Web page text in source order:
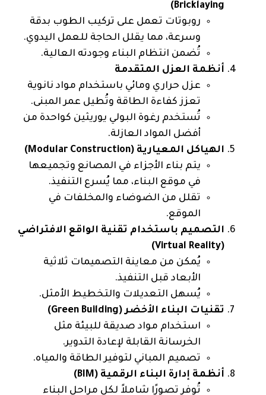
Bricklaying)
روبوتات تعمل على تركيب الطوب بدقة
وسرعة، مما يقلل الحاجة للعمل اليدوي.
تُضمن انتظام البناء وجودته العالية.
أنظمة العزل المتقدمة
عزل حراري ومائي باستخدام مواد نانوية
تعزز كفاءة الطاقة وتُطيل عمر المبنى.
تُستخدم رغوة البولي يوريثين كواحدة من
أفضل المواد العازلة.
الهياكل المعيارية (Modular Construction)
يتم بناء الأجزاء في المصانع وتجميعها
في موقع البناء، مما يُسرع التنفيذ.
تقلل من الضوضاء والمخلفات في
الموقع.
التصميم باستخدام تقنية الواقع الافتراضي
(Virtual Reality)
يُمكن من معاينة التصميمات ثلاثية
الأبعاد قبل التنفيذ.
يُسهل التعديلات والتخطيط الأمثل.
تقنيات البناء الأخضر (Green Building)
استخدام مواد صديقة للبيئة مثل
الخرسانة القابلة لإعادة التدوير.
تصميم المباني لتوفير الطاقة والمياه.
أنظمة إدارة البناء الرقمية (BIM)
تُوفر تصورًا شاملاً لكل مراحل البناء